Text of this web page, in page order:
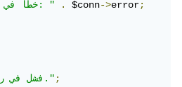
"خطأ في الحفظ: " . $conn->error;
"فشل في رفع الصورة.";